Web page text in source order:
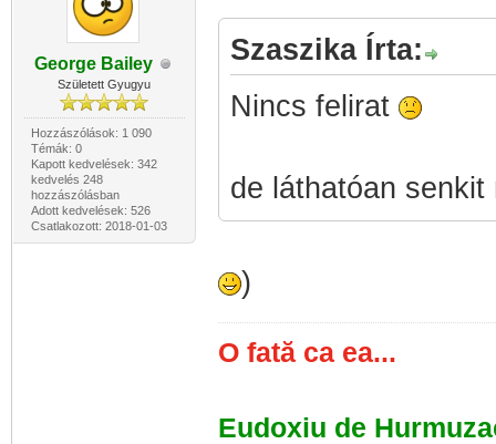
George Bailey
Született Gyugyu
Hozzászólások: 1 090
Témák: 0
Kapott kedvelések: 342
kedvelés 248
hozzászólásban
Adott kedvelések: 526
Csatlakozott: 2018-01-03
Szaszika Írta:
Nincs felirat
de láthatóan
)
O fată ca ea...
Eudoxiu de